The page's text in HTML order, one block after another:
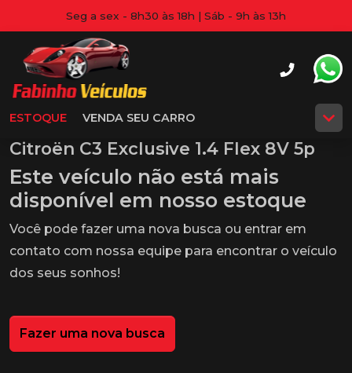
Seg a sex - 8h30 às 18h | Sáb - 9h às 13h
ESTOQUE VENDA SEU CARRO
Citroën C3 Exclusive 1.4 Flex 8V 5p
Este veículo não está mais
disponível em nosso estoque
Você pode fazer uma nova busca ou entrar em
contato com nossa equipe para encontrar o veículo
dos seus sonhos!
Fazer uma nova busca